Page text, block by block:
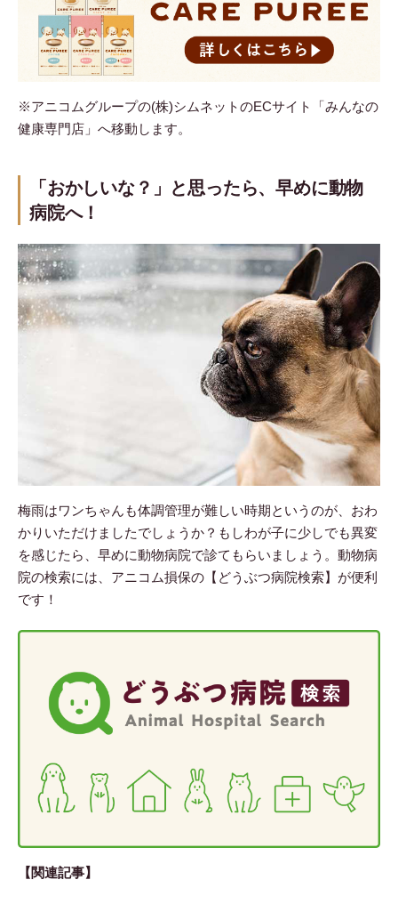
※アニコムグループの(株)シムネットのECサイト「みんなの
健康専門店」へ移動します。
「おかしいな？」と思ったら、早めに動物
病院へ！
梅雨はワンちゃんも体調管理が難しい時期というのが、おわ
かりいただけましたでしょうか？もしわが子に少しでも異変
を感じたら、早めに動物病院で診てもらいましょう。動物病
院の検索には、アニコム損保の【どうぶつ病院検索】が便利
です！
【関連記事】